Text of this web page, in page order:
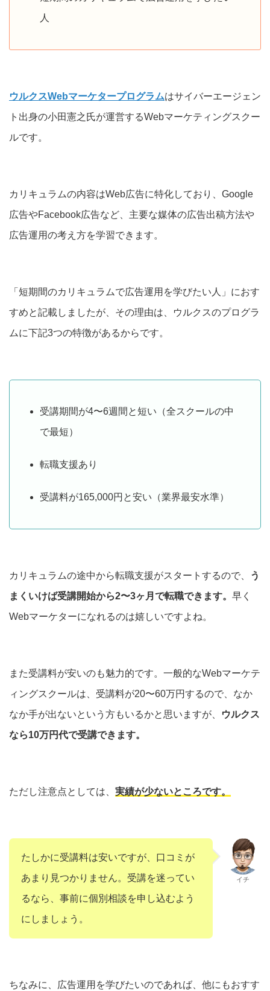
人
ウルクスWebマーケタープログラムはサイバーエージェン
ト出身の小田憲之氏が運営するWebマーケティングスクー
ルです。
カリキュラムの内容はWeb広告に特化しており、Google
広告やFacebook広告など、主要な媒体の広告出稿方法や
広告運用の考え方を学習できます。
「短期間のカリキュラムで広告運用を学びたい人」におす
すめと記載しましたが、その理由は、ウルクスのプログラ
ムに下記3つの特徴があるからです。
受講期間が4〜6週間と短い（全スクールの中
で最短）
転職支援あり
受講料が165,000円と安い（業界最安水準）
カリキュラムの途中から転職支援がスタートするので、
う
まくいけば受講開始から2〜3ヶ月で転職できます。 早く
Webマーケターになれるのは嬉しいですよね。
また受講料が安いのも魅力的です。一般的なWebマーケテ
ィングスクールは、受講料が20〜60万円するので、なか
なか手が出ないという方もいるかと思いますが、
ウルクス
なら10万円代で受講できます。
ただし注意点としては、 実績が少ないところです。
たしかに受講料は安いですが、口コミが
あまり見つかりません。受講を迷ってい
るなら、事前に個別相談を申し込むよう
にしましょう。
イチ
ちなみに、広告運用を学びたいのであれば、他にもおすす